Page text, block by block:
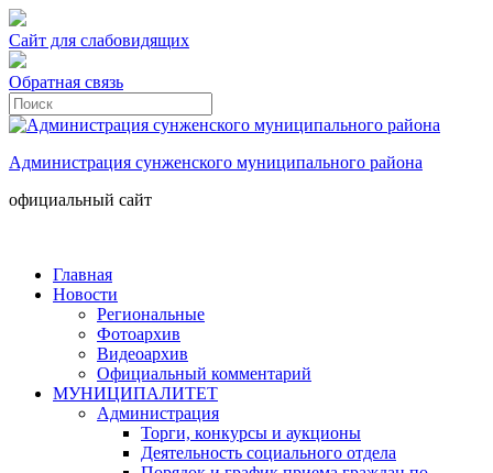
Сайт для слабовидящих
Обратная связь
Администрация сунженского муниципального района
официальный сайт
Главная
Новости
Региональные
Фотоархив
Видеоархив
Официальный комментарий
МУНИЦИПАЛИТЕТ
Администрация
Торги, конкурсы и аукционы
Деятельность социального отдела